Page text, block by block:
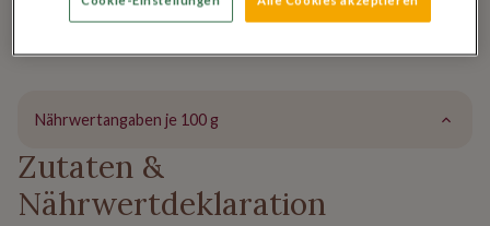
edlen und handgefertigten Pralinen mit unterschiedlichen
Nährwertangaben je 100 g
Zutaten &
Nährwertdeklaration